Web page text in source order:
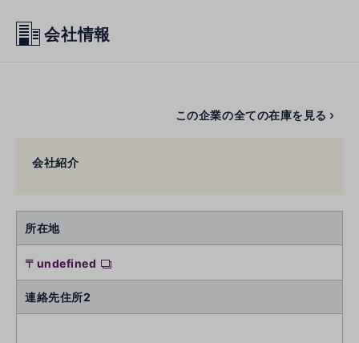
会社情報
この企業の全ての在庫を見る
会社紹介
所在地
〒undefined
連絡先住所2